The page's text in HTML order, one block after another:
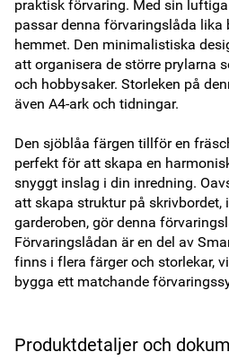
praktisk förvaring. Med sin
passar denna förvaringslåda lika
hemmet. Den minimalistiska
att organisera de större prylarna
och hobbysaker. Storleken på
även A4-ark och tidningar.
Den sjöblåa färgen tillför en
perfekt för att skapa en
snyggt inslag i din inredning.
att skapa struktur på skrivbordet,
garderoben, gör denna
Förvaringslådan är en del av
finns i flera färger och storlekar,
Produktdetaljer och